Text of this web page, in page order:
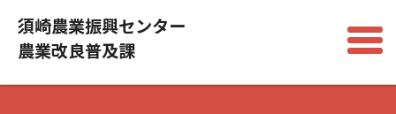
須崎農業振興センター
農業改良普及課